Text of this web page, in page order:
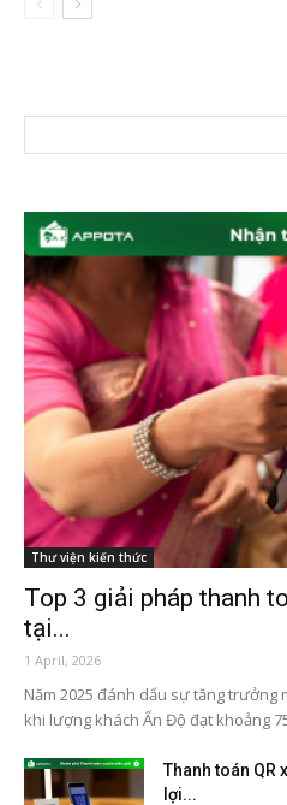
Thư viện kiến thức
Top 3 giải pháp thanh
tại...
1 April, 2026
Năm 2025 đánh dấu sự tăng trưởng
khi lượng khách Ấn Độ đạt khoảng
Thanh toán QR
lợi...